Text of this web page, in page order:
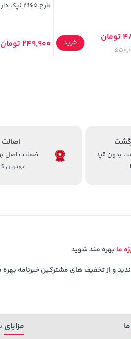
خرید
طرح 3165 (پک دار)
249,900 تومان
بدون قید
اصالت
ضمانت اصل
بهترین
ما بهره مند شوید
و از تخفیف های مشترکین خبرنامه